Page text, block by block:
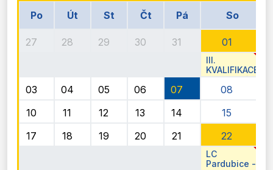
Po Út St Čt Pá So
27 28 29 30 31 01
III.
KVALIFIKACE
136. Velké
Pardubické
03 04 05 06 07 08
10
11 12 13 14 15
17
18 19 20 21 22
LC
Pardubice -